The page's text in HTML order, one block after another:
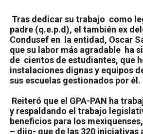
Tras dedicar su trabajo como
padre (q.e.p.d), el también ex
Condusef en
la entidad, Oscar
que su labor más agradable ha
de cientos de estudiantes, que
instalaciones dignas y equipos
sus escuelas gestionados por él.
Reiteró que el GPA-PAN ha
y respaldando el trabajo
beneficios para los
– dijo- que de las 320 iniciativas